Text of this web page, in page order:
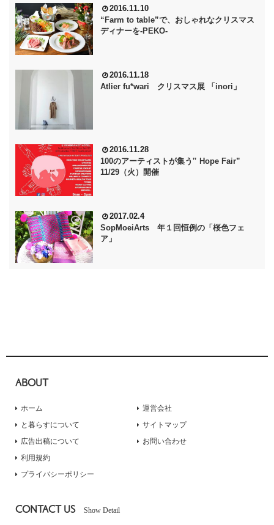
2016.11.10
“Farm to table”で、おしゃれなクリスマス
ディナーを‐PEKO‐
2016.11.18
Atlier fu*wari クリスマス展 「inori」
2016.11.28
100のアーティストが集う‟ Hope Fair”
11/29（火）開催
2017.02.4
SopMoeiArts 年１回恒例の「桜色フェ
ア」
ABOUT
ホーム
と暮らすについて
広告出稿について
運営会社
サイトマップ
お問い合わせ
利用規約
プライバシーポリシー
CONTACT US Show Detail